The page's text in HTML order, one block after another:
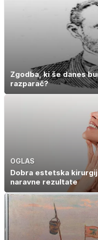
Zgodba, ki še danes
razparač?
OGLAS
Dobra estetska
naravne rezultate